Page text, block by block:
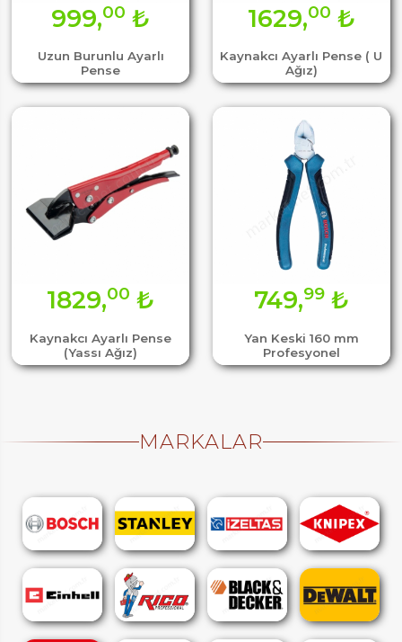
Uzun Burunlu Ayarlı
Pense
999,00 ₺
Kaynakcı Ayarlı Pense ( U
Ağız)
1629,00 ₺
Kaynakcı Ayarlı Pense
(Yassı Ağız)
1829,00 ₺
Yan Keski 160 mm
Profesyonel
749,99₺
MARKALAR